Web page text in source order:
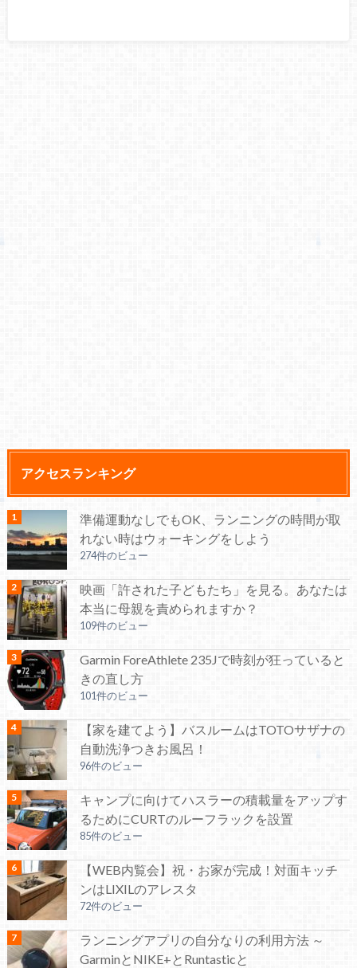
アクセスランキング
準備運動なしでもOK、ランニングの時間が取
れない時はウォーキングをしよう
274件のビュー
映画「許された子どもたち」を見る。あなたは
本当に母親を責められますか？
109件のビュー
Garmin ForeAthlete 235Jで時刻が狂っていると
きの直し方
101件のビュー
【家を建てよう】バスルームはTOTOサザナの
自動洗浄つきお風呂！
96件のビュー
キャンプに向けてハスラーの積載量をアップす
るためにCURTのルーフラックを設置
85件のビュー
【WEB内覧会】祝・お家が完成！対面キッチ
ンはLIXILのアレスタ
72件のビュー
ランニングアプリの自分なりの利用方法 ～
GarminとNIKE+とRuntasticと